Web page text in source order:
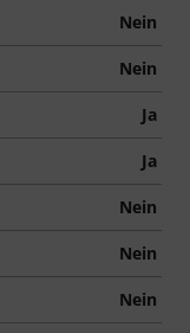
Nein
Nein
Ja
Ja
Nein
Nein
Nein